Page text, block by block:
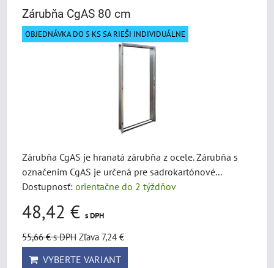
Zárubňa CgAS 80 cm
OBJEDNÁVKA DO 5 KS SA RIEŠI INDIVIDUÁLNE
Zárubňa CgAS je hranatá zárubňa z ocele. Zárubňa s
označením CgAS je určená pre sadrokartónové...
Dostupnosť: orientačne do 2 týždňov
48,42 € s DPH
55,66 €s DPH Zľava 7,24 €
VYBERTE VARIANT